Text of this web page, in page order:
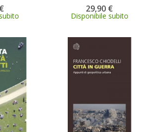
29,90 €
Disponibile subito